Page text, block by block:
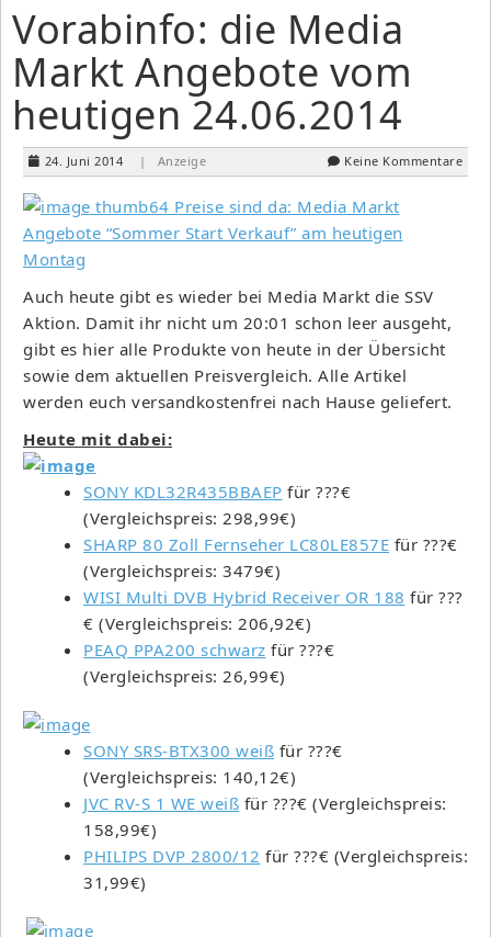
Vorabinfo: die Media
Markt Angebote vom
heutigen 24.06.2014
24. Juni 2014 | Anzeige Keine Kommentare
Auch heute gibt es wieder bei Media Markt die SSV
Aktion. Damit ihr nicht um 20:01 schon leer ausgeht,
gibt es hier alle Produkte von heute in der Übersicht
sowie dem aktuellen Preisvergleich. Alle Artikel
werden euch versandkostenfrei nach Hause geliefert.
Heute mit dabei:
SONY KDL32R435BBAEP für ???€
(Vergleichspreis: 298,99€)
SHARP 80 Zoll Fernseher LC80LE857E für ???€
(Vergleichspreis: 3479€)
WISI Multi DVB Hybrid Receiver OR 188 für ???
€ (Vergleichspreis: 206,92€)
PEAQ PPA200 schwarz für ???€
(Vergleichspreis: 26,99€)
SONY SRS-BTX300 weiß für ???€
(Vergleichspreis: 140,12€)
JVC RV-S 1 WE weiß für ???€ (Vergleichspreis:
158,99€)
PHILIPS DVP 2800/12 für ???€ (Vergleichspreis:
31,99€)